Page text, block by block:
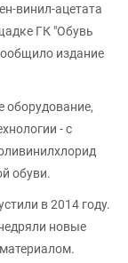
винил-ацетата
ГК "Обувь
издание
оборудование,
- с
обуви.
в 2014 году.
новые